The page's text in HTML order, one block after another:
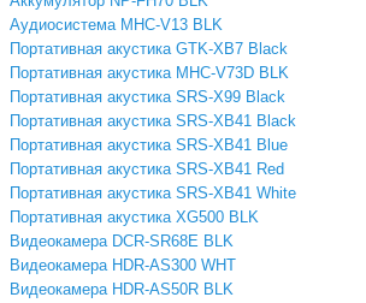
Аудиосистема MHC-V13 BLK
Портативная акустика GTK-XB7 Black
Портативная акустика MHC-V73D BLK
Портативная акустика SRS-X99 Black
Портативная акустика SRS-XB41 Black
Портативная акустика SRS-XB41 Blue
Портативная акустика SRS-XB41 Red
Портативная акустика SRS-XB41 White
Портативная акустика XG500 BLK
Видеокамера DCR-SR68E BLK
Видеокамера HDR-AS300 WHT
Видеокамера HDR-AS50R BLK